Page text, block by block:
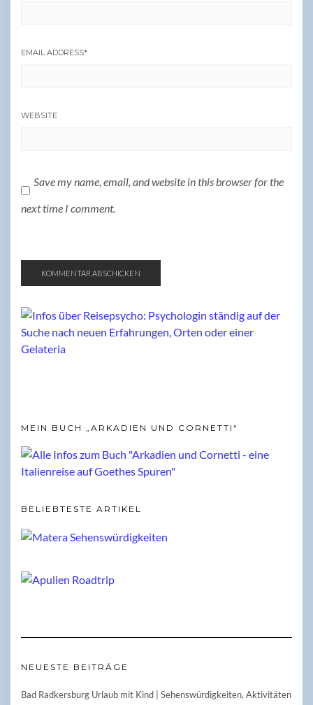
EMAIL ADDRESS*
WEBSITE
Save my name, email, and website in this browser for the
next time I comment.
MEIN BUCH „ARKADIEN UND CORNETTI“
BELIEBTESTE ARTIKEL
NEUESTE BEITRÄGE
Bad Radkersburg Urlaub mit Kind | Sehenswürdigkeiten, Aktivitäten